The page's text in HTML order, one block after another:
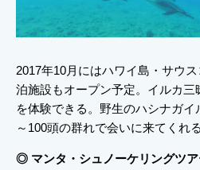
2017年10月にはハワイ島・サウ
泊施設もオープン予定。イルカ三
を体験できる。野生のハシナガイ
～100頭の群れで会いに来てくれる
◎ マンタ・シュノーケリングツ